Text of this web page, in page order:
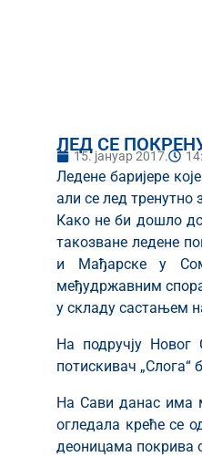
ЛЕД СЕ
15. јануар 2017.
Ледене баријере
али се лед тренутно
Како не би дошло
такозване ледене
и Мађарске у
међудржавним
у складу састањем
На подручју
потискивач „Слога“
На Сави данас има
огледала креће се
деоницама покрива